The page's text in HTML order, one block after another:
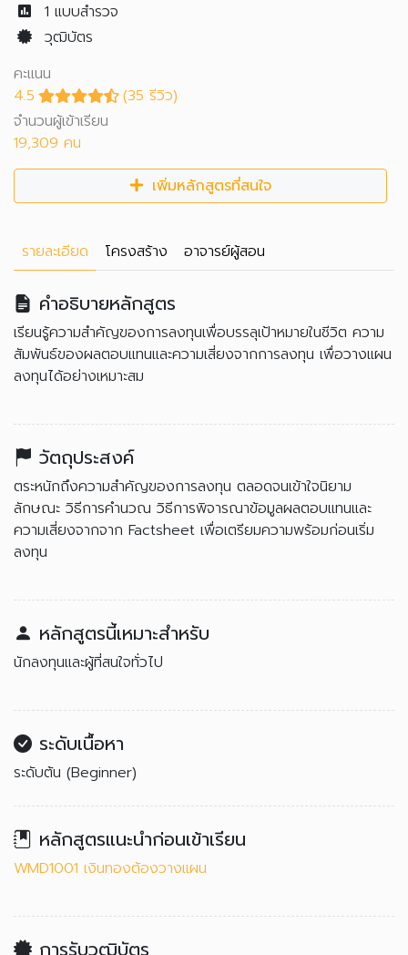
1 แบบสำรวจ
วุฒิบัตร
คะแนน
4.5
(35 รีวิว)
จำนวนผู้เข้าเรียน
19,309 คน
เพิ่มหลักสูตรที่สนใจ
รายละเอียด โครงสร้าง อาจารย์ผู้สอน
คำอธิบายหลักสูตร
เรียนรู้ความสำคัญของการลงทุนเพื่อบรรลุเป้าหมายในชีวิต ความ
สัมพันธ์ของผลตอบแทนและความเสี่ยงจากการลงทุน เพื่อวางแผน
ลงทุนได้อย่างเหมาะสม
วัตถุประสงค์
ตระหนักถึงความสำคัญของการลงทุน ตลอดจนเข้าใจนิยาม
ลักษณะ วิธีการคำนวณ วิธีการพิจารณาข้อมูลผลตอบแทนและ
ความเสี่ยงจากจาก Factsheet เพื่อเตรียมความพร้อมก่อนเริ่ม
ลงทุน
หลักสูตรนี้เหมาะสำหรับ
นักลงทุนและผู้ที่สนใจทั่วไป
ระดับเนื้อหา
ระดับต้น (Beginner)
หลักสูตรแนะนำก่อนเข้าเรียน
WMD1001 เงินทองต้องวางแผน
การรับวุฒิบัตร